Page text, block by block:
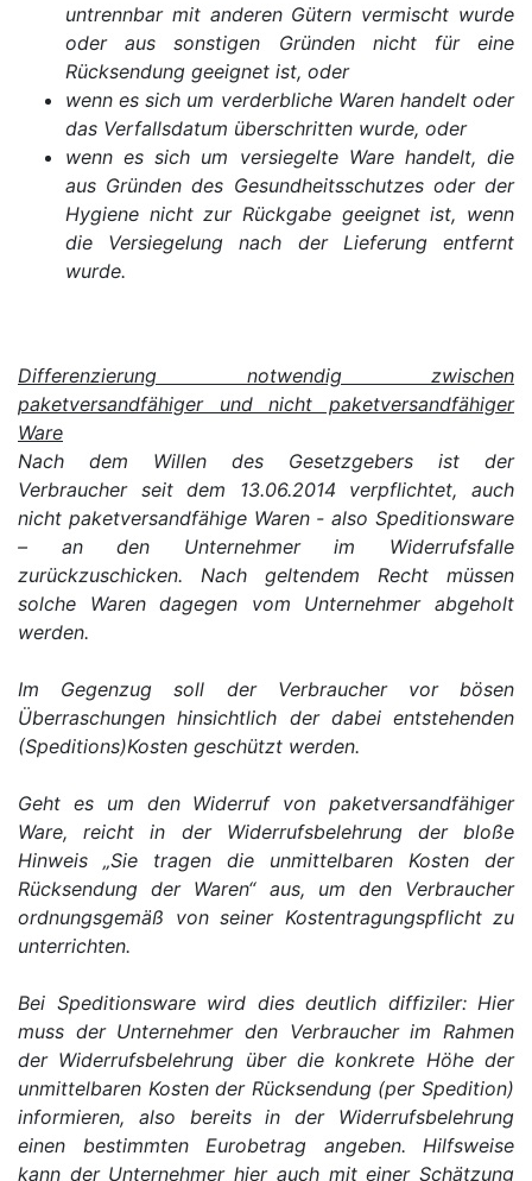
untrennbar mit anderen Gütern vermischt wurde
oder aus sonstigen Gründen nicht für eine
Rücksendung geeignet ist, oder
wenn es sich um verderbliche Waren handelt oder
das Verfallsdatum überschritten wurde, oder
wenn es sich um versiegelte Ware handelt, die
aus Gründen des Gesundheitsschutzes oder der
Hygiene nicht zur Rückgabe geeignet ist, wenn
die Versiegelung nach der Lieferung entfernt
wurde.
Differenzierung notwendig zwischen
paketversandfähiger und nicht paketversandfähiger
Ware
Nach dem Willen des Gesetzgebers ist der
Verbraucher seit dem 13.06.2014 verpflichtet, auch
nicht paketversandfähige Waren - also Speditionsware
– an den Unternehmer im Widerrufsfalle
zurückzuschicken. Nach geltendem Recht müssen
solche Waren dagegen vom Unternehmer abgeholt
werden.
Im Gegenzug soll der Verbraucher vor bösen
Überraschungen hinsichtlich der dabei entstehenden
(Speditions)Kosten geschützt werden.
Geht es um den Widerruf von paketversandfähiger
Ware, reicht in der Widerrufsbelehrung der bloße
Hinweis „Sie tragen die unmittelbaren Kosten der
Rücksendung der Waren“ aus, um den Verbraucher
ordnungsgemäß von seiner Kostentragungspflicht zu
unterrichten.
Bei Speditionsware wird dies deutlich diffiziler: Hier
muss der Unternehmer den Verbraucher im Rahmen
der Widerrufsbelehrung über die konkrete Höhe der
unmittelbaren Kosten der Rücksendung (per Spedition)
informieren, also bereits in der Widerrufsbelehrung
einen bestimmten Eurobetrag angeben. Hilfsweise
kann der Unternehmer hier auch mit einer Schätzung